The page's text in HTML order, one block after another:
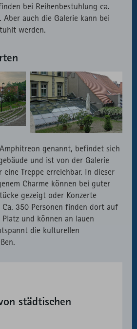
bei Reihenbestuhlung ca.
Aber auch die Galerie kann bei
werden.
genannt, befindet sich
und ist von der Galerie
eine Treppe erreichbar. In dieser
Charme können bei guter
gezeigt oder Konzerte
350 Personen finden dort auf
und können an lauen
die kulturellen
städtischen